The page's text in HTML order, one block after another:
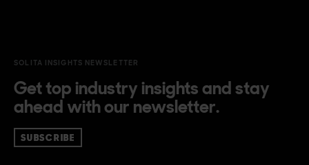
SOLITA INSIGHTS NEWSLETTER
Get top industry insights and stay
ahead with our newsletter.
SUBSCRIBE